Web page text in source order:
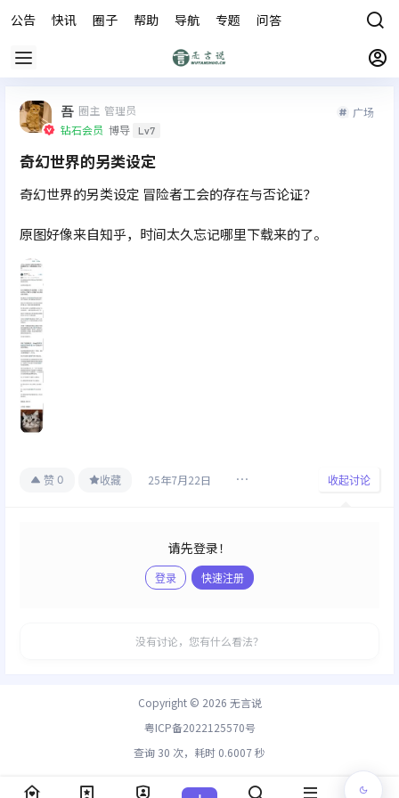
公告 快讯 圈子 帮助 导航 专题 问答
吾 圈主 管理员
钻石会员 博导 Lv7
广场
奇幻世界的另类设定
奇幻世界的另类设定 冒险者工会的存在与否论证？
原图好像来自知乎，时间太久忘记哪里下载来的了。
赞 0 收藏 25年7月22日 收起讨论
请先登录！
登录 快速注册
没有讨论，您有什么看法？
Copyright © 2026 无言说
粤ICP备2022125570号
查询 30 次，耗时 0.6007 秒